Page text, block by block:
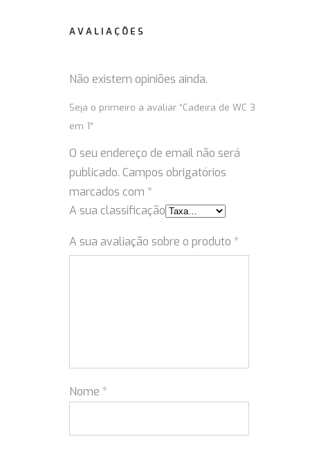
AVALIAÇÕES
Não existem opiniões ainda.
Seja o primeiro a avaliar “Cadeira de WC 3
em 1”
O seu endereço de email não será
publicado. Campos obrigatórios
marcados com *
A sua classificação
A sua avaliação sobre o produto *
Nome *